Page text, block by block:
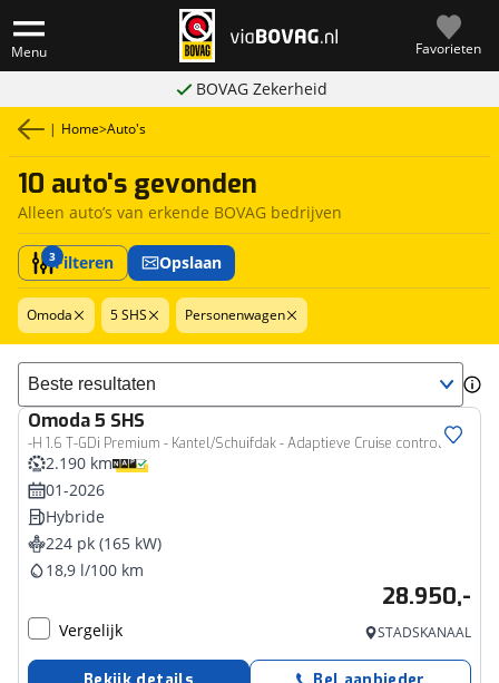
Menu Favorieten
BOVAG Zekerheid
| Home>Auto's
10 auto's gevonden
Alleen auto’s van erkende BOVAG bedrijven
3Filteren Opslaan
Omoda 5 SHS Personenwagen
Sorteer resultaten
Omoda5 SHS
-H 1.6 T-GDi Premium - Kantel/Schuifdak - Adaptieve Cruise control - Ventilatie Voorstoelen - Privacy Glass - Stoel/Stuurwiel Verwarming - 1000KM Rijbereik - 7 Jaar Fabrieksgarantie
2.190 km
01-2026
Hybride
224 pk (165 kW)
18,9 l/100 km
28.950,-
Vergelijk STADSKANAAL